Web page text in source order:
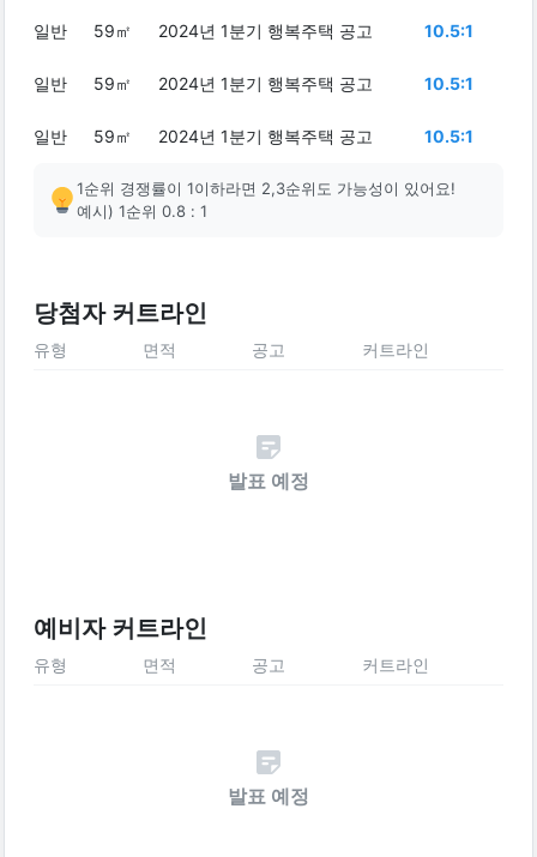
일반 59㎡ 2024년 1분기 행복주택 공고 10.5:1
일반 59㎡ 2024년 1분기 행복주택 공고 10.5:1
일반 59㎡ 2024년 1분기 행복주택 공고 10.5:1
1순위 경쟁률이 1이하라면 2,3순위도 가능성이 있어요!
예시) 1순위 0.8 : 1
당첨자 커트라인
유형 면적 공고 커트라인
발표 예정
예비자 커트라인
유형 면적 공고 커트라인
발표 예정